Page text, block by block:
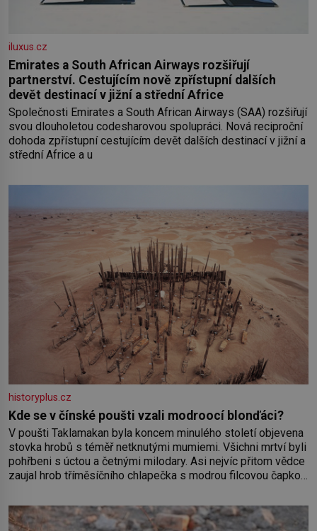
iluxus.cz
Emirates a South African Airways rozšiřují
partnerství. Cestujícím nově zpřístupní dalších
devět destinací v jižní a střední Africe
Společnosti Emirates a South African Airways (SAA) rozšiřují
svou dlouholetou codesharovou spolupráci. Nová reciproční
dohoda zpřístupní cestujícím devět dalších destinací v jižní a
střední Africe a u
historyplus.cz
Kde se v čínské poušti vzali modroocí blonďáci?
V poušti Taklamakan byla koncem minulého století objevena
stovka hrobů s téměř netknutými mumiemi. Všichni mrtví byli
pohřbeni s úctou a četnými milodary. Asi nejvíc přitom vědce
zaujal hrob tříměsíčního chlapečka s modrou filcovou čapkou,
nesmírně dobře zachovalá, přičítají odborníci zdejším
klimatickým podmínkám. Sucho, prosolené písky a extrémně